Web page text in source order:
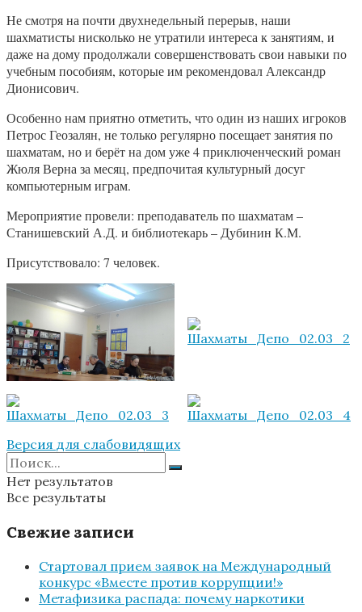
Не смотря на почти двухнедельный перерыв, наши
шахматисты нисколько не утратили интереса к занятиям, и
даже на дому продолжали совершенствовать свои навыки по
учебным пособиям, которые им рекомендовал Александр
Дионисович.
Особенно нам приятно отметить, что один из наших игроков
Петрос Геозалян, не только регулярно посещает занятия по
шахматам, но и берёт на дом уже 4 приключенческий роман
Жюля Верна за месяц, предпочитая культурный досуг
компьютерным играм.
Мероприятие провели: преподаватель по шахматам –
Станишевский А.Д. и библиотекарь – Дубинин К.М.
Присутствовало: 7 человек.
Версия для слабовидящих
Нет результатов
Все результаты
Свежие записи
Стартовал прием заявок на Международный
конкурс «Вместе против коррупции!»
Метафизика распада: почему наркотики